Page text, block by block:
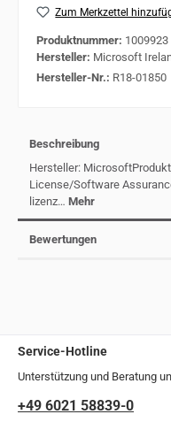
Zum Merkzettel
Produktnummer: 1009923
Hersteller: Microsoft
Hersteller-Nr.: R18-01850
Beschreibung
Hersteller:
License/Software
lizenz… Mehr
Bewertungen
Service-Hotline
Unterstützung und Beratung
+49 6021 58839-0